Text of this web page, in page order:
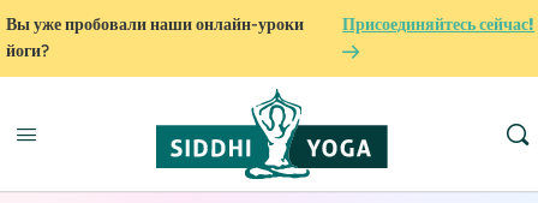
Вы уже пробовали наши онлайн-уроки
йоги?
Присоединяйтесь сейчас!